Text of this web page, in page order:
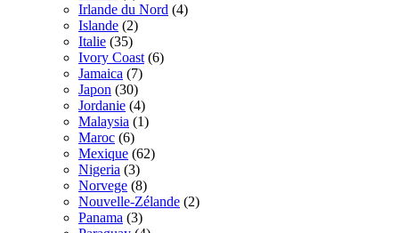
Irlande du Nord (4)
Islande (2)
Italie (35)
Ivory Coast (6)
Jamaica (7)
Japon (30)
Jordanie (4)
Malaysia (1)
Maroc (6)
Mexique (62)
Nigeria (3)
Norvege (8)
Nouvelle-Zélande (2)
Panama (3)